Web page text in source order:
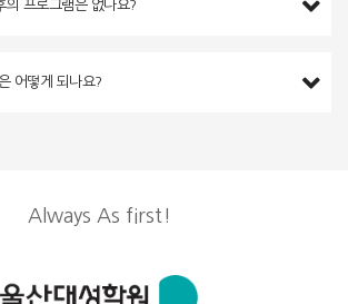
의 프로그램은 없나요?
어떻게 되나요?
Always As first!